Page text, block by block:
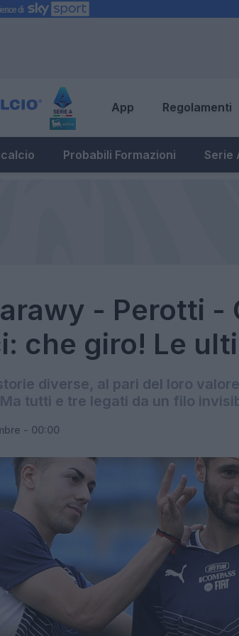
App Regolamenti
Probabili Formazioni Serie
- Perotti -
che giro! Le
diverse, al pari del loro
tutti e tre legati da un filo
- 00:00